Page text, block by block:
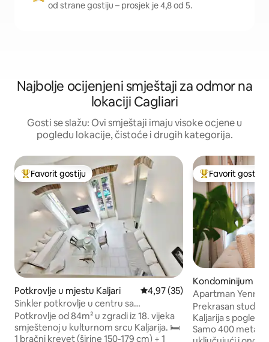
od strane gostiju – prosjek je 4,8 od 5.
Najbolje ocijenjeni smještaji za odmor na
lokaciji Cagliari
Gosti se slažu: Ovi smještaji imaju visoke ocjene u
pogledu lokacije, čistoće i drugih kategorija.
Glavni favorit gostiju
Favorit gostiju
Potkrovlje u mjestu Kaljari prosječna ocjena 4,97 od 5,
4,97 (35)
Sinkler potkrovlje u centru sa
romantičnom freskom
Potkrovlje od 84m² u zgradi iz 18. vijeka
smještenoj u kulturnom srcu Kaljarija. 🛏️
1 bračni krevet (širine 150-179 cm) + 1
Glavni favorit
Favorit gostiju
Kondominijum u
ari
Apartman Yenne
Prekrasan studio
Kaljarija s
Samo 400 metara od područja Bastioni,